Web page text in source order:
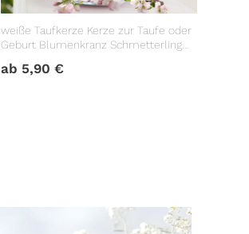
weiße Taufkerze Kerze zur Taufe oder
Geburt Blumenkranz Schmetterling
Datum
ab 5,90€